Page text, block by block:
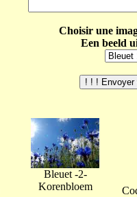
Choisir une
Een beeld
Bleuet -2-
Korenbloem